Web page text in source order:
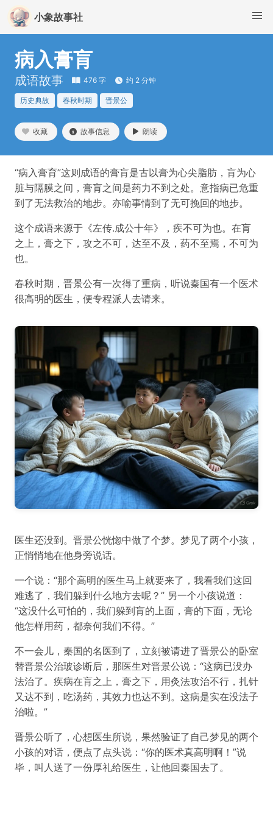
小象故事社
病入膏肓
成语故事 476 字 约 2 分钟
历史典故 春秋时期 晋景公
收藏 故事信息 朗读
“病入膏育”这则成语的膏肓是古以膏为心尖脂肪，肓为心
脏与隔膜之间，膏肓之间是药力不到之处。意指病已危重
到了无法救治的地步。亦喻事情到了无可挽回的地步。
这个成语来源于《左传.成公十年》，疾不可为也。在肓
之上，膏之下，攻之不可，达至不及，药不至焉，不可为
也。
春秋时期，晋景公有一次得了重病，听说秦国有一个医术
很高明的医生，便专程派人去请来。
医生还没到。晋景公恍惚中做了个梦。梦见了两个小孩，
正悄悄地在他身旁说话。
一个说：“那个高明的医生马上就要来了，我看我们这回
难逃了，我们躲到什么地方去呢？” 另一个小孩说道：
“这没什么可怕的，我们躲到肓的上面，膏的下面，无论
他怎样用药，都奈何我们不得。”
不一会儿，秦国的名医到了，立刻被请进了晋景公的卧室
替晋景公治玻诊断后，那医生对晋景公说：“这病已没办
法治了。疾病在肓之上，膏之下，用灸法攻治不行，扎针
又达不到，吃汤药，其效力也达不到。这病是实在没法子
治啦。”
晋景公听了，心想医生所说，果然验证了自己梦见的两个
小孩的对话，便点了点头说：“你的医术真高明啊！”说
毕，叫人送了一份厚礼给医生，让他回秦国去了。